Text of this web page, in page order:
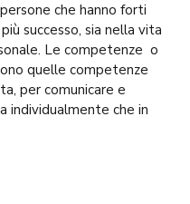
che hanno forti
successo, sia nella vita
Le competenze o
quelle competenze
per comunicare e
individualmente che in